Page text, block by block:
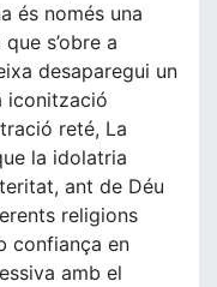
és només una
s’obre a
desaparegui un
iconització
reté, La
la idolatria
ant de Déu
religions
confiança en
amb el